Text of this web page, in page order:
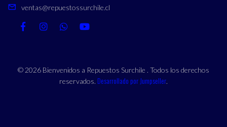
ventas@repuestossurchile.cl
© 2026 Bienvenidos a Repuestos Surchile . Todos los derechos
reservados. Desarrollado por Jumpseller.